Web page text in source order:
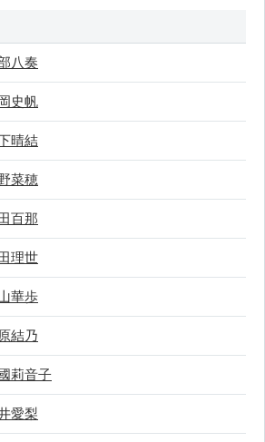
名八奏
史帆
晴結
菜穂
百那
理世
華歩
結乃
莉音子
愛梨